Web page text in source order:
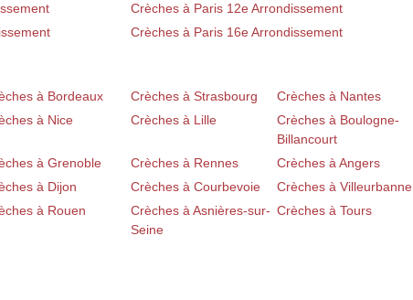
Crèches à Paris 12e Arrondissement
Crèches à Paris 16e Arrondissement
à Bordeaux Crèches à Strasbourg
Crèches à Nantes
à Nice Crèches à Lille
Crèches à Boulogne-
Billancourt
à Grenoble Crèches à Rennes
Crèches à Angers
à Dijon Crèches à Courbevoie
Crèches à Villeurbanne
à Rouen
Crèches à Asnières-sur-
Seine
Crèches à Tours